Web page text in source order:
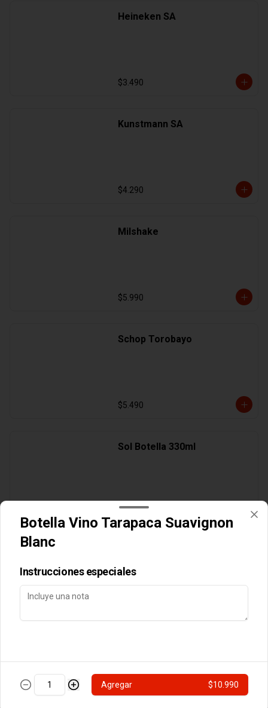
Heineken SA
$3.490
Kunstmann SA
$4.290
Milshake
$5.990
Schop Torobayo
$5.490
Sol Botella 330ml
Postres
Botella Vino Tarapaca Suavignon
Blanc
Instrucciones especiales
Agregar $10.990